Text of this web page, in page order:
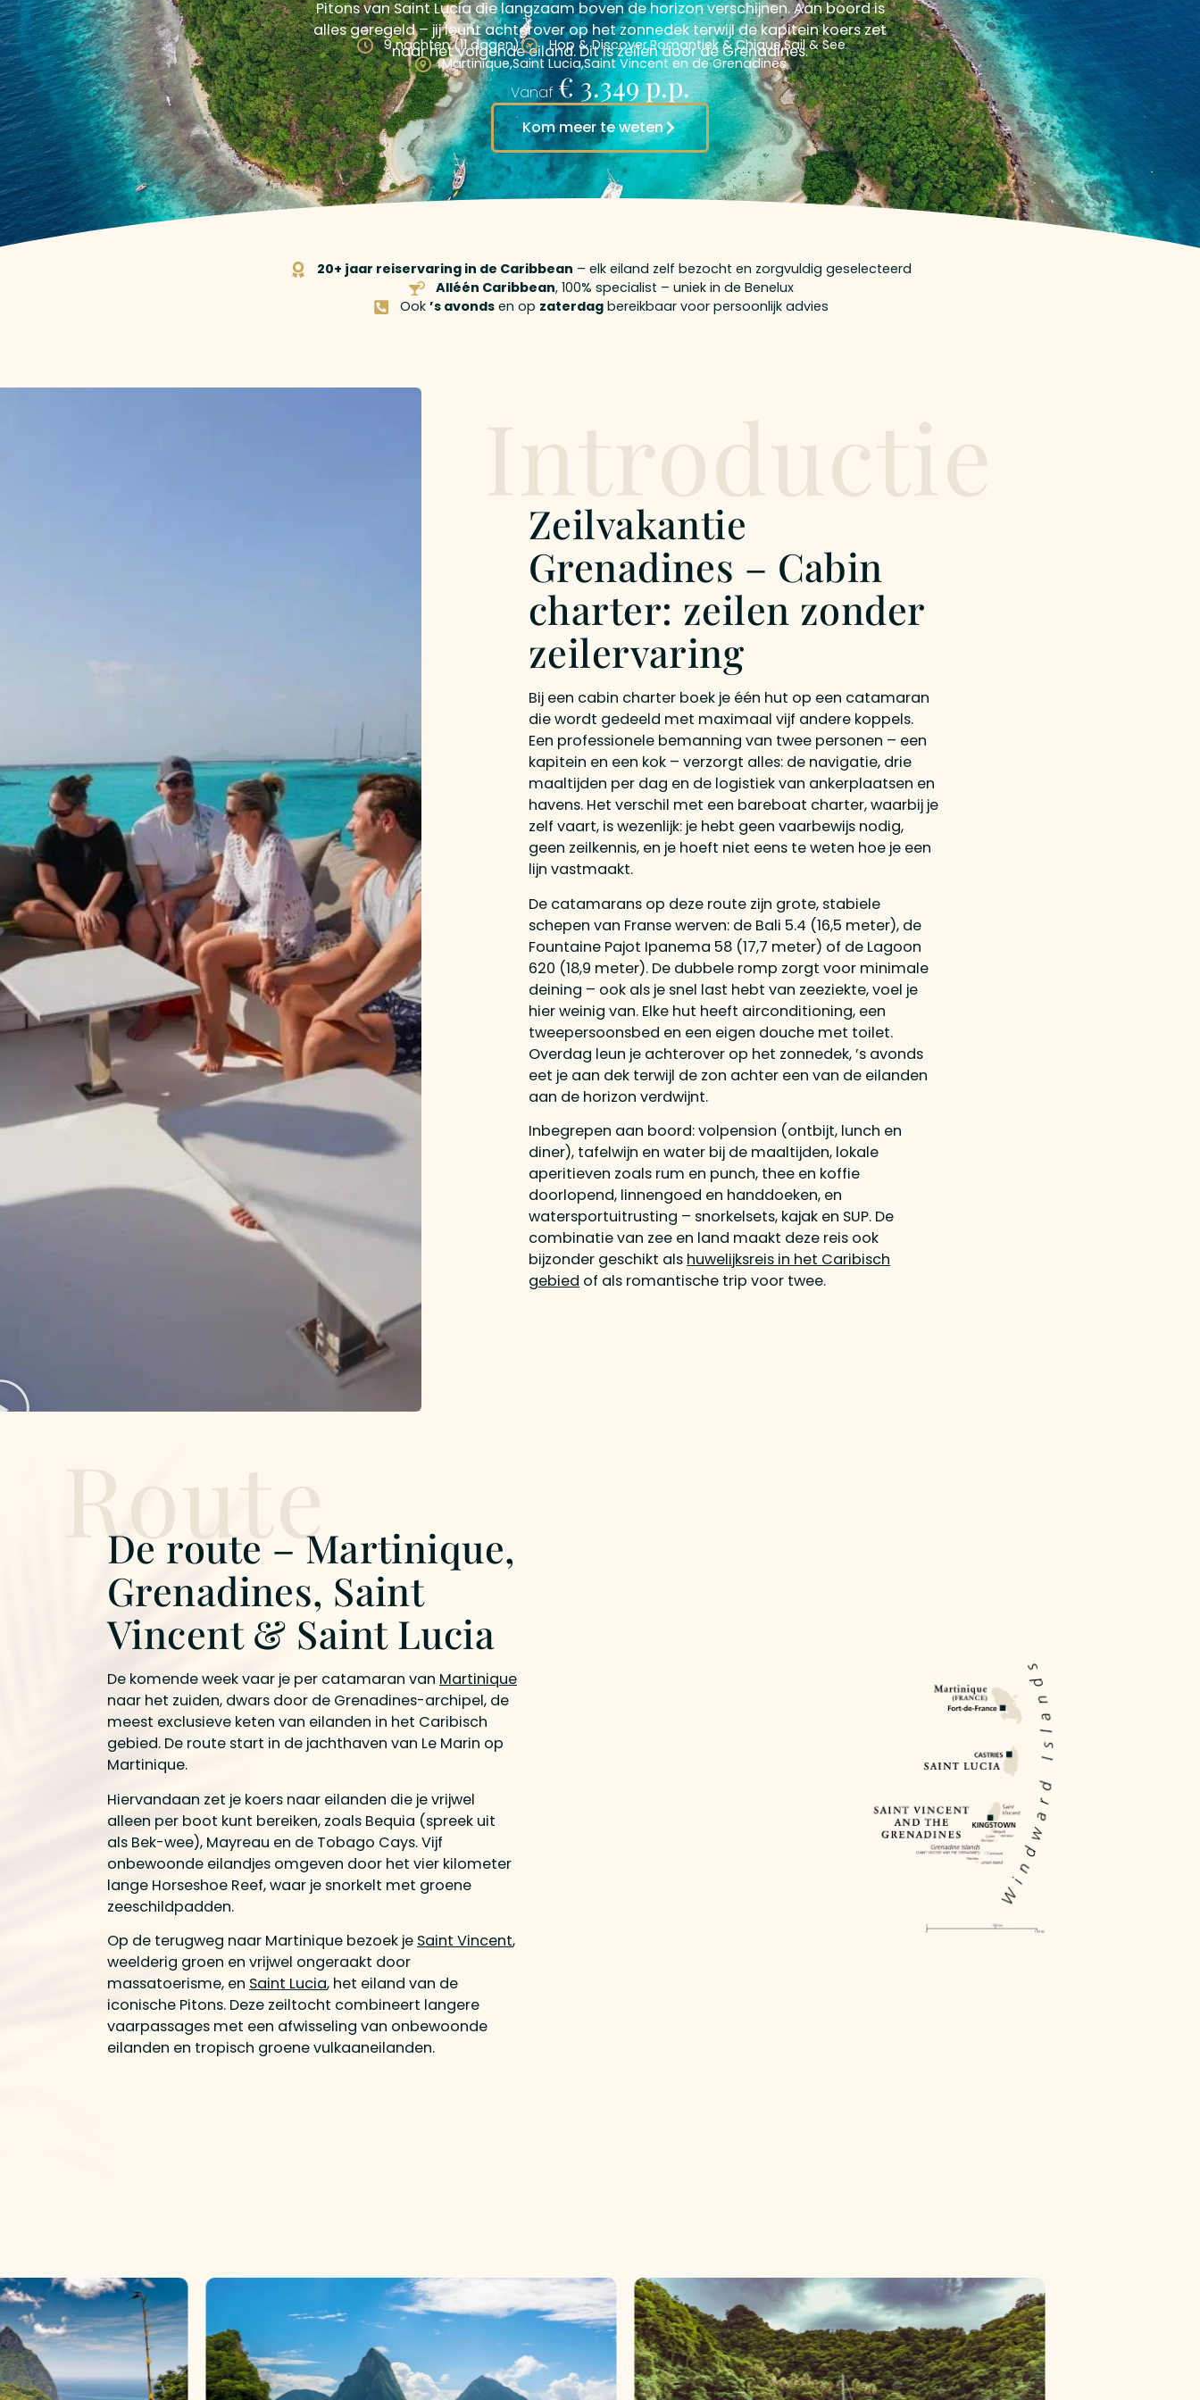
Pitons van Saint Lucia die langzaam boven de horizon verschijnen. Aan boord is
alles geregeld – jij leunt achterover op het zonnedek terwijl de kapitein koers zet
naar het volgende eiland. Dit is zeilen door de Grenadines.
9 nachten (11 dagen) Hop & Discover,Romantiek & Chique,Sail & See
Martinique,Saint Lucia,Saint Vincent en de Grenadines
Vanaf€ 3.349 p.p.
Kom meer te weten
20+ jaar reiservaring in de Caribbean – elk eiland zelf bezocht en zorgvuldig geselecteerd
Alléén Caribbean, 100% specialist – uniek in de Benelux
Ook’s avonds en op zaterdag bereikbaar voor persoonlijk advies
Introductie
Zeilvakantie
Grenadines – Cabin
charter: zeilen zonder
zeilervaring
Bij een cabin charter boek je één hut op een catamaran
die wordt gedeeld met maximaal vijf andere koppels.
Een professionele bemanning van twee personen – een
kapitein en een kok – verzorgt alles: de navigatie, drie
maaltijden per dag en de logistiek van ankerplaatsen en
havens. Het verschil met een bareboat charter, waarbij je
zelf vaart, is wezenlijk: je hebt geen vaarbewijs nodig,
geen zeilkennis, en je hoeft niet eens te weten hoe je een
lijn vastmaakt.
De catamarans op deze route zijn grote, stabiele
schepen van Franse werven: de Bali 5.4 (16,5 meter), de
Fountaine Pajot Ipanema 58 (17,7 meter) of de Lagoon
620 (18,9 meter). De dubbele romp zorgt voor minimale
deining – ook als je snel last hebt van zeeziekte, voel je
hier weinig van. Elke hut heeft airconditioning, een
tweepersoonsbed en een eigen douche met toilet.
Overdag leun je achterover op het zonnedek, ’s avonds
eet je aan dek terwijl de zon achter een van de eilanden
aan de horizon verdwijnt.
Inbegrepen aan boord: volpension (ontbijt, lunch en
diner), tafelwijn en water bij de maaltijden, lokale
aperitieven zoals rum en punch, thee en koffie
doorlopend, linnengoed en handdoeken, en
watersportuitrusting – snorkelsets, kajak en SUP. De
combinatie van zee en land maakt deze reis ook
bijzonder geschikt als huwelijksreis in het Caribisch
gebied of als romantische trip voor twee.
Route
De route – Martinique,
Grenadines, Saint
Vincent & Saint Lucia
De komende week vaar je per catamaran van Martinique
naar het zuiden, dwars door de Grenadines-archipel, de
meest exclusieve keten van eilanden in het Caribisch
gebied. De route start in de jachthaven van Le Marin op
Martinique.
Hiervandaan zet je koers naar eilanden die je vrijwel
alleen per boot kunt bereiken, zoals Bequia (spreek uit
als Bek-wee), Mayreau en de Tobago Cays. Vijf
onbewoonde eilandjes omgeven door het vier kilometer
lange Horseshoe Reef, waar je snorkelt met groene
zeeschildpadden.
Op de terugweg naar Martinique bezoek je Saint Vincent,
weelderig groen en vrijwel ongeraakt door
massatoerisme, en Saint Lucia, het eiland van de
iconische Pitons. Deze zeiltocht combineert langere
vaarpassages met een afwisseling van onbewoonde
eilanden en tropisch groene vulkaaneilanden.